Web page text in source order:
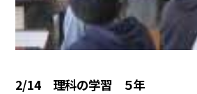
2/14 理科の学習 ５年